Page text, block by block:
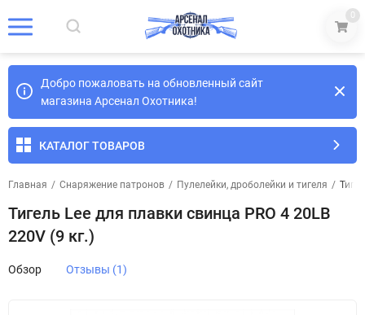
0
Добро пожаловать на обновленный сайт
магазина Арсенал Охотника!
КАТАЛОГ ТОВАРОВ
Главная / Снаряжение патронов / Пулелейки, дроболейки и тигеля /
Тигель Lee для плавки свинца PRO 4 20LB
220V (9 кг.)
Обзор Отзывы (1)